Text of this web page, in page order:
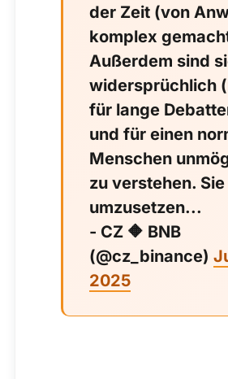
der Zeit (von
komplex
Außerdem sind
widersprüchlich
für lange
und für einen
Menschen
zu verstehen. Sie
umzusetzen...
- CZ 🔶 BNB
(@cz_binance)
2025